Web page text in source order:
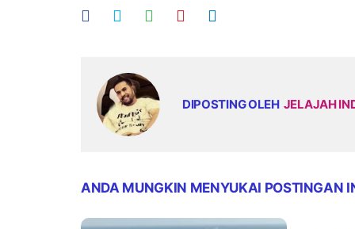
DIPOSTING OLEH JELAJAH
ANDA MUNGKIN MENYUKAI POSTINGAN